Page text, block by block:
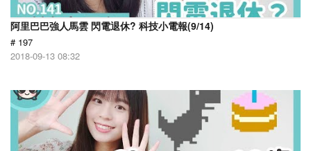
阿里巴巴強人馬雲 閃電退休? 科技小電報(9/14)
# 197
2018-09-13 08:32